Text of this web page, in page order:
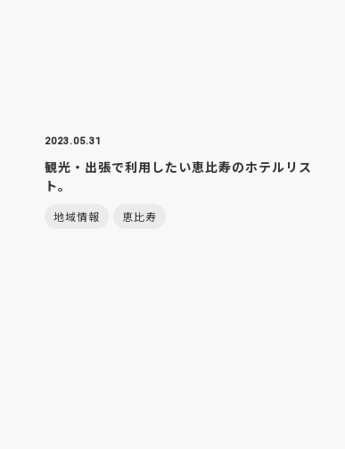
2023.05.31
観光・出張で利用したい恵比寿のホテルリス
ト。
地域情報 恵比寿